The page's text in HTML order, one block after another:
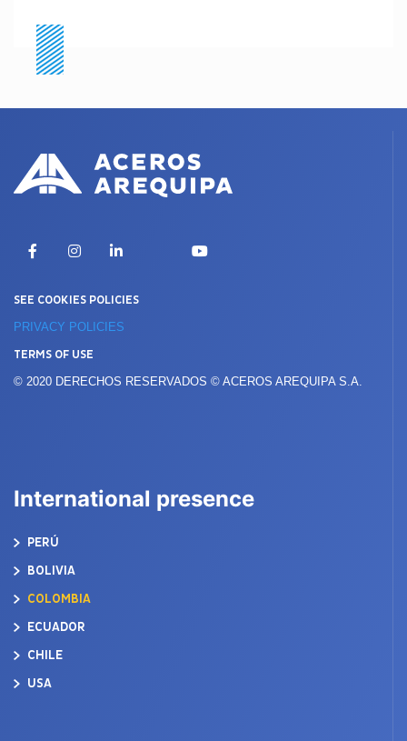
FacebookInstagramLinkedIn YouTube
SEE COOKIES POLICIES
PRIVACY POLICIES
TERMS OF USE
© 2020 DERECHOS RESERVADOS © ACEROS AREQUIPA S.A.
International presence
PERÚ
BOLIVIA
COLOMBIA
ECUADOR
CHILE
USA